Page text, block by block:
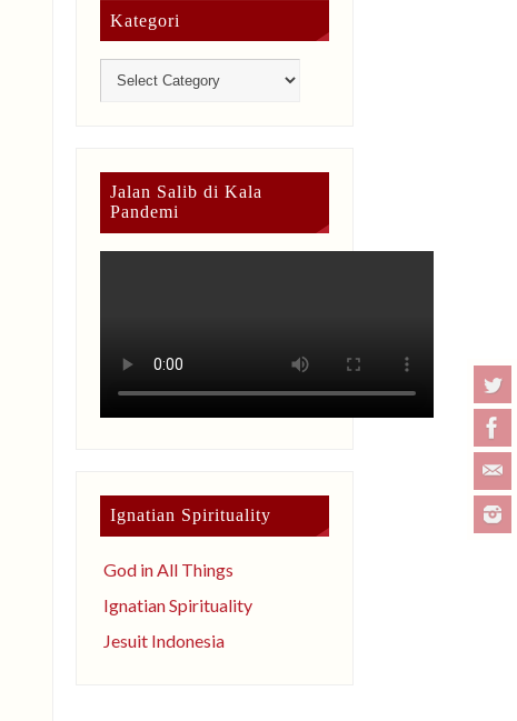
Kategori
Jalan Salib di Kala
Pandemi
Ignatian Spirituality
God in All Things
Ignatian Spirituality
Jesuit Indonesia